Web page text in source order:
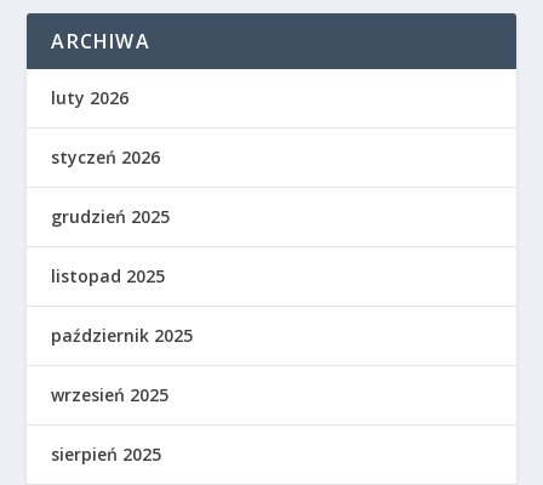
ARCHIWA
luty 2026
styczeń 2026
grudzień 2025
listopad 2025
październik 2025
wrzesień 2025
sierpień 2025